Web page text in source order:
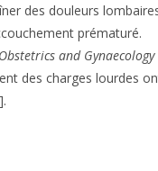
des douleurs
prématuré.
and Gynaecology
des charges lourdes